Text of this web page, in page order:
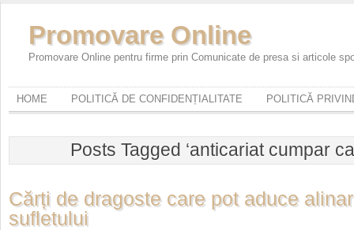
Promovare Online
Promovare Online pentru firme prin Comunicate de presa si articole
HOME POLITICĂ DE CONFIDENȚIALITATE POLITICĂ
Posts Tagged ‘anticariat cumpar
Cărți de dragoste care pot aduce
sufletului